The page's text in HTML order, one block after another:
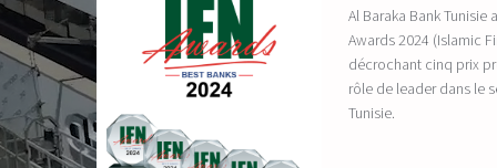
Al Baraka Bank Tunisie
Awards 2024 (Islamic
décrochant cinq prix
rôle de leader dans le
Tunisie.